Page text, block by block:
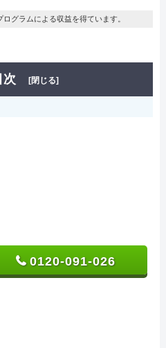
グラムによる収益を得ています。
次 [閉じる]
0120-091-026